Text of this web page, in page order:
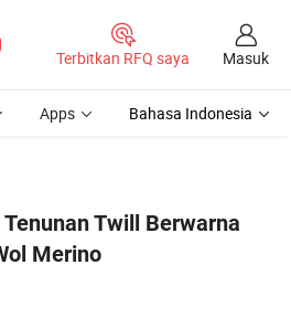
Terbitkan RFQ saya Masuk
Apps Bahasa Indonesia
Twill Berwarna
Merino